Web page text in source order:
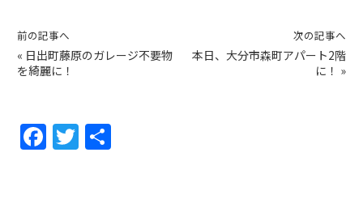
前の記事へ
« 日出町藤原のガレージ不要物
を綺麗に！
次の記事へ
本日、大分市森町アパート2階
に！ »
F
a
T
w